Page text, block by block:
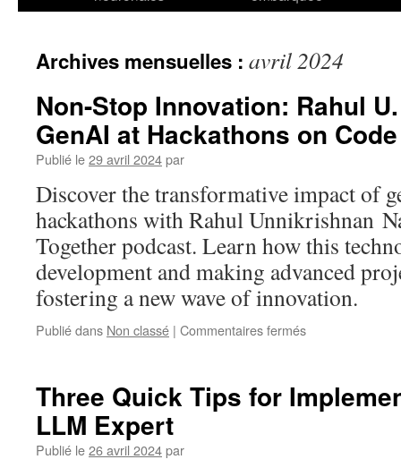
Archives mensuelles : avril 2024
Non-Stop Innovation: Rahul
GenAI at Hackathons on
Publié le29 avril 2024par
Discover the transformative impact of
hackathons with Rahul Unnikrishnan
Together podcast. Learn how this
development and making advanced
fostering a new wave of innovation.
Publié dans Non classé | Commentaires ferméssur
Rahul
Three Quick Tips for
LLM Expert
Publié le26 avril 2024par